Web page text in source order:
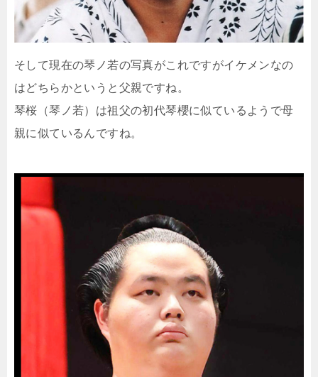
そして現在の琴ノ若の写真がこれですがイケメンなの
はどちらかというと父親ですね。
琴桜（琴ノ若）は祖父の初代琴櫻に似ているようで母
親に似ているんですね。